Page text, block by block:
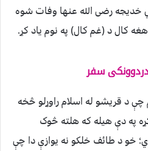
خديجه رضی الله عنها وفات شوه
کال د (غم کال) په نوم ياد کړ.
سفر
د قريشو له اسلام راوړلو څخه
په دې هيله که هلته څوک
خو د طائف خلکو نه يوازې دا چې